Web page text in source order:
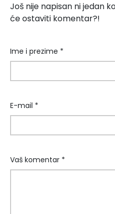
Još nije napisan ni jedan
će ostaviti komentar?!
Ime i prezime *
E-mail *
Vaš komentar *